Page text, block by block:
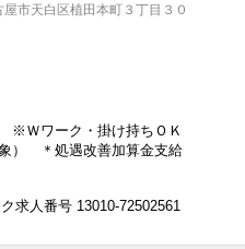
市天白区植田本町３丁目３０
※Ｗワーク・ 掛け持ち ＯＫ
） ＊処遇改善加算金支給
求人番号 13010-72502561